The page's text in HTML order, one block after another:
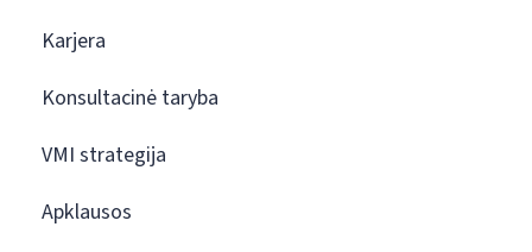
Karjera
Konsultacinė taryba
VMI strategija
Apklausos